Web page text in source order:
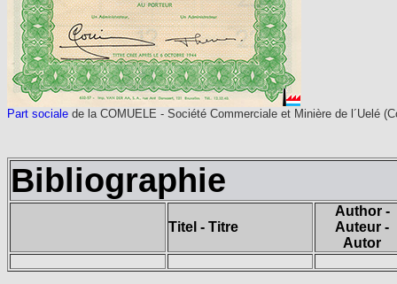
Part sociale de la COMUELE - Société Commerciale et Minière de l´Uelé
Bibliographie
Titel - Titre
Author -
Auteur -
Autor